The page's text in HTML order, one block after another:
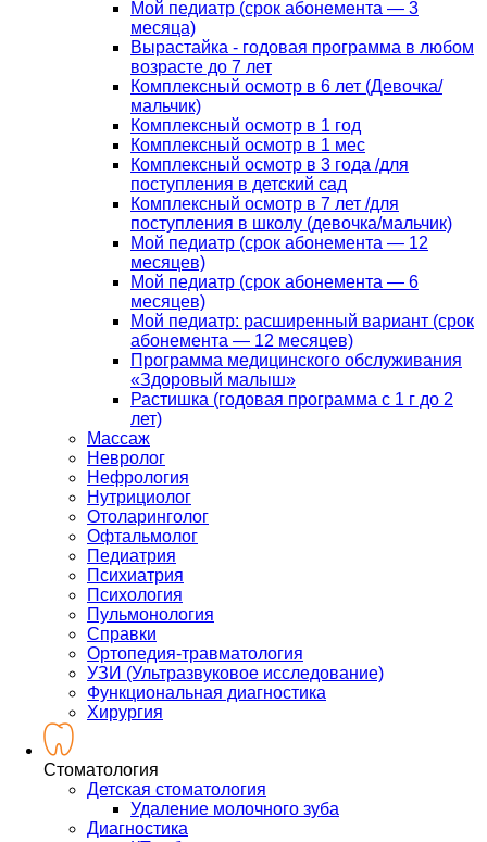
Мой педиатр (срок абонемента — 3
месяца)
Вырастайка - годовая программа в любом
возрасте до 7 лет
Комплексный осмотр в 6 лет (Девочка/
мальчик)
Комплексный осмотр в 1 год
Комплексный осмотр в 1 мес
Комплексный осмотр в 3 года /для
поступления в детский сад
Комплексный осмотр в 7 лет /для
поступления в школу (девочка/мальчик)
Мой педиатр (срок абонемента — 12
месяцев)
Мой педиатр (срок абонемента — 6
месяцев)
Мой педиатр: расширенный вариант (срок
абонемента — 12 месяцев)
Программа медицинского обслуживания
«Здоровый малыш»
Растишка (годовая программа с 1 г до 2
лет)
Массаж
Невролог
Нефрология
Нутрициолог
Отоларинголог
Офтальмолог
Педиатрия
Психиатрия
Психология
Пульмонология
Справки
Ортопедия-травматология
УЗИ (Ультразвуковое исследование)
Функциональная диагностика
Хирургия
Стоматология
Детская стоматология
Удаление молочного зуба
Диагностика